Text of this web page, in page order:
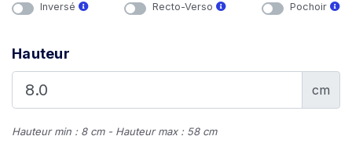
Inversé Recto-Verso Pochoir
Hauteur
cm
Hauteur min : 8 cm - Hauteur max : 58 cm